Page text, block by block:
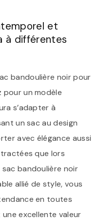
et
à différentes
bandoulière noir pour
pour un modèle
s’adapter à
un sac au design
avec élégance aussi
que lors
sac bandoulière noir
allié de style, vous
en toutes
excellente valeur